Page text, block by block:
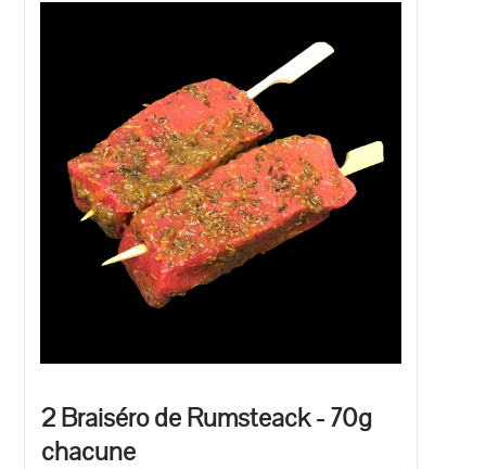
2 Braiséro de Rumsteack - 70g
chacune